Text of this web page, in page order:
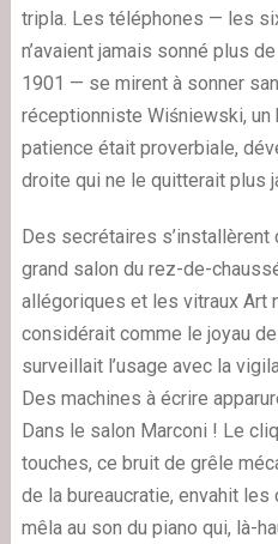
tripla. Les téléphones — les
n’avaient jamais sonné plus
1901 — se mirent à sonner
réceptionniste Wiśniewski, un
patience était proverbiale,
droite qui ne le quitterait plus
Des secrétaires
grand salon du rez-de-
allégoriques et les vitraux Art
considérait comme le joyau
surveillait l’usage avec la
Des machines à écrire
Dans le salon Marconi ! Le
touches, ce bruit de grêle
de la bureaucratie, envahit
mêla au son du piano qui, là-